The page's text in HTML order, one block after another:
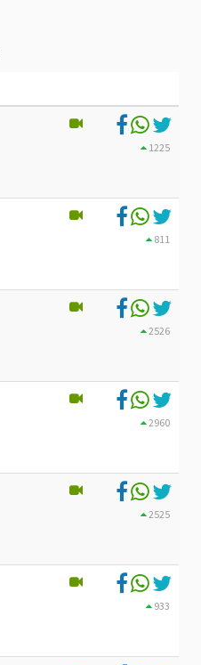
1225
811
2526
2960
2525
933